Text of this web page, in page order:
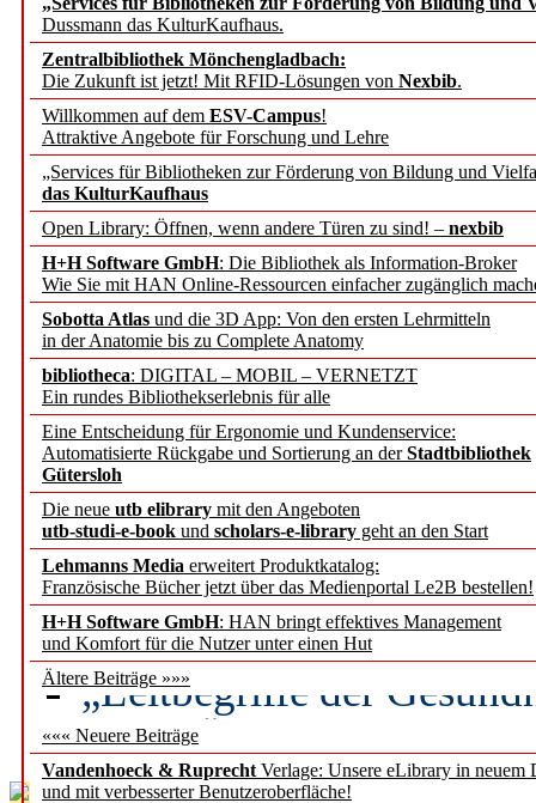
Dussmann das KulturKaufhaus.
Zentralbibliothek Mönchengladbach:
Die Zukunft ist jetzt! Mit RFID-Lösungen von Nexbib.
Willkommen auf dem ESV-Campus!
Attraktive Angebote für Forschung und Lehre
„Services für Bibliotheken zur Förderung von Bildung und
das KulturKaufhaus
Open Library: Öffnen, wenn andere Türen zu sind! – nexbib
H+H Software GmbH: Die Bibliothek als Information-Broker
Wie Sie mit HAN Online-Ressourcen einfacher zugänglich
Sobotta Atlas und die 3D App: Von den ersten Lehrmitteln
in der Anatomie bis zu Complete Anatomy
bibliotheca: DIGITAL – MOBIL – VERNETZT
Ein rundes Bibliothekserlebnis für alle
Eine Entscheidung für Ergonomie und Kundenservice:
Automatisierte Rückgabe und Sortierung an derStadtbibliothek
Gütersloh
Die neue utb elibrary mit den Angeboten
utb-studi-e-book und scholars-e-library geht an den Start
Lehmanns Media erweitert Produktkatalog:
Französische Bücher jetzt über das Medienportal Le2B bestellen!
H+H Software GmbH: HAN bringt effektives Management
und Komfort für die Nutzer unter einen Hut
Ältere Beiträge »»»
««« Neuere Beiträge
Vandenhoeck & Ruprecht Verlage: Unsere eLibrary in neuem
und mit verbesserter Benutzeroberfläche!
angepasst
konstruktiv!
Mohr Siebeck
und die Zeitschrift für
Francke Attempto
EBSCO Information
Recherchefunktionen in
Sorbisches Institut neu
Geschichte und
Künstliche Intelligenz
besser zu verstehen
„Leitbegriffe der
des BIÖG erscheinen